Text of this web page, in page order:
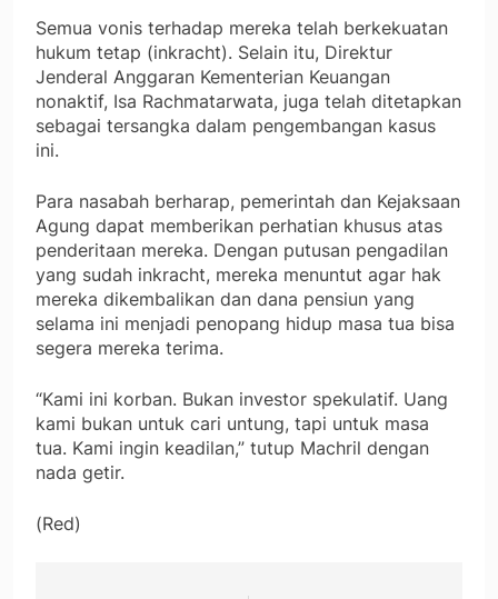
Semua vonis terhadap mereka telah berkekuatan
hukum tetap (inkracht). Selain itu, Direktur
Jenderal Anggaran Kementerian Keuangan
nonaktif, Isa Rachmatarwata, juga telah ditetapkan
sebagai tersangka dalam pengembangan kasus
ini.
Para nasabah berharap, pemerintah dan Kejaksaan
Agung dapat memberikan perhatian khusus atas
penderitaan mereka. Dengan putusan pengadilan
yang sudah inkracht, mereka menuntut agar hak
mereka dikembalikan dan dana pensiun yang
selama ini menjadi penopang hidup masa tua bisa
segera mereka terima.
“Kami ini korban. Bukan investor spekulatif. Uang
kami bukan untuk cari untung, tapi untuk masa
tua. Kami ingin keadilan,” tutup Machril dengan
nada getir.
(Red)